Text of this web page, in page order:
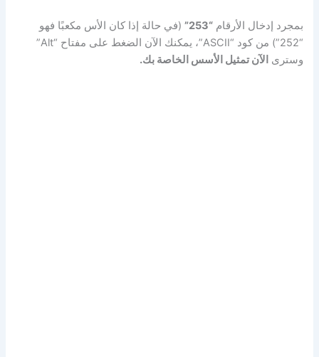
بمجرد إدخال الأرقام“253”
(في حالة إذا كان الأس مكعبًا فهو
“252”) من كود “ASCII”، يمكنك الآن الضغط على مفتاح “Alt”
وسترى الآن تمثيل الأسس الخاصة بك.